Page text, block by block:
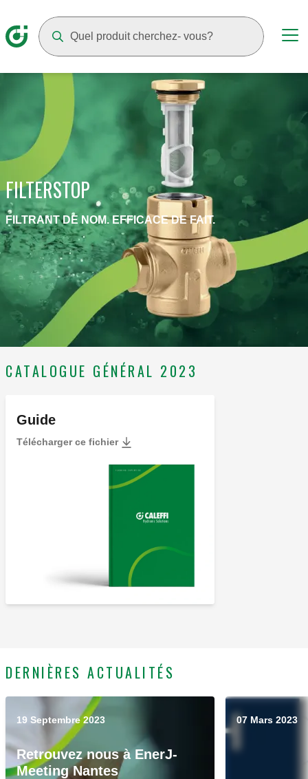
FILTERSTOP
FILTRANT DE NOM. EFFICACE DE FAIT.
CATALOGUE GÉNÉRAL 2023
Guide
Télécharger ce fichier
DERNIÈRES ACTUALITÉS
19 Septembre 2023
Retrouvez nous à EnerJ-
Meeting Nantes
07 Mars 2023